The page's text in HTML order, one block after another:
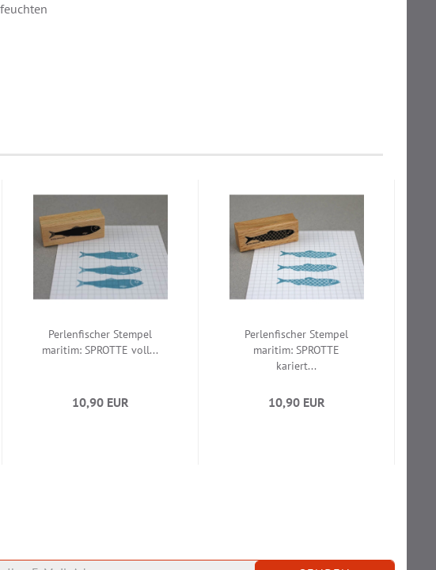
Perlenfischer Stempel
maritim: SPROTTE voll...
10,90 EUR
Perlenfischer Stempel
maritim: SPROTTE
kariert...
10,90 EUR